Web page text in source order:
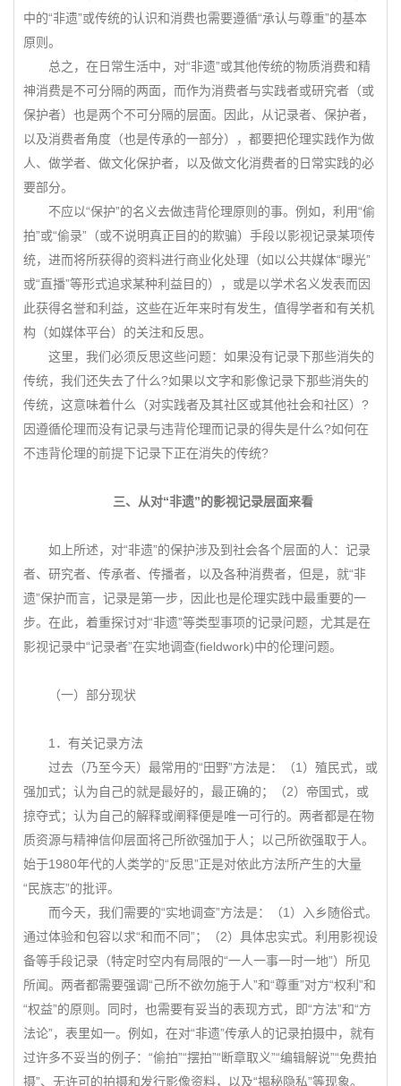
中的“非遗”或传统的认识和消费也需要遵循“承认与尊重”的基本
原则。
总之，在日常生活中，对“非遗”或其他传统的物质消费和精
神消费是不可分隔的两面，而作为消费者与实践者或研究者（或
保护者）也是两个不可分隔的层面。因此，从记录者、保护者，
以及消费者角度（也是传承的一部分），都要把伦理实践作为做
人、做学者、做文化保护者，以及做文化消费者的日常实践的必
要部分。
不应以“保护”的名义去做违背伦理原则的事。例如，利用“偷
拍”或“偷录”（或不说明真正目的的欺骗）手段以影视记录某项传
统，进而将所获得的资料进行商业化处理（如以公共媒体“曝光”
或“直播”等形式追求某种利益目的），或是以学术名义发表而因
此获得名誉和利益，这些在近年来时有发生，值得学者和有关机
构（如媒体平台）的关注和反思。
这里，我们必须反思这些问题：如果没有记录下那些消失的
传统，我们还失去了什么?如果以文字和影像记录下那些消失的
传统，这意味着什么（对实践者及其社区或其他社会和社区）?
因遵循伦理而没有记录与违背伦理而记录的得失是什么?如何在
不违背伦理的前提下记录下正在消失的传统?
三、从对“非遗”的影视记录层面来看
如上所述，对“非遗”的保护涉及到社会各个层面的人：记录
者、研究者、传承者、传播者，以及各种消费者，但是，就“非
遗”保护而言，记录是第一步，因此也是伦理实践中最重要的一
步。在此，着重探讨对“非遗”等类型事项的记录问题，尤其是在
影视记录中“记录者”在实地调查(fieldwork)中的伦理问题。
（一）部分现状
1．有关记录方法
过去（乃至今天）最常用的“田野”方法是：（1）殖民式，或
强加式；认为自己的就是最好的，最正确的；（2）帝国式，或
掠夺式；认为自己的解释或阐释便是唯一可行的。两者都是在物
质资源与精神信仰层面将己所欲强加于人；以己所欲强取于人。
始于1980年代的人类学的“反思”正是对依此方法所产生的大量
“民族志”的批评。
而今天，我们需要的“实地调查”方法是：（1）入乡随俗式。
通过体验和包容以求“和而不同”；（2）具体忠实式。利用影视设
备等手段记录（特定时空内有局限的“一人一事一时一地”）所见
所闻。两者都需要强调“己所不欲勿施于人”和“尊重”对方“权利”和
“权益”的原则。同时，也需要有妥当的表现方式，即“方法”和“方
法论”，表里如一。例如，在对“非遗”传承人的记录拍摄中，就有
过许多不妥当的例子：“偷拍”“摆拍”“断章取义”“编辑解说”“免费拍
摄”、无许可的拍摄和发行影像资料，以及“揭秘隐私”等现象。